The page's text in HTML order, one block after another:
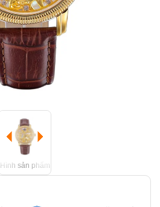
Hình sản phẩm